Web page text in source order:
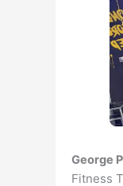
George
Fitness